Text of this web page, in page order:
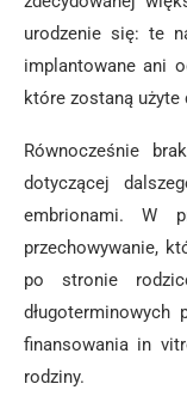
urodzenie się: te
implantowane ani
które zostaną
Równocześnie
dotyczącej
embrionami. W
przechowywanie,
po stronie
finansowania in
rodziny.